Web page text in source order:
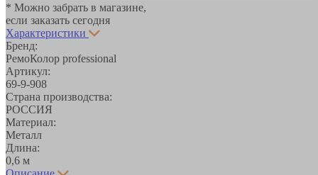
* Можно забрать в магазине,
если заказать сегодня
Характеристики
Бренд:
РемоКолор professional
Артикул:
69-9-908
Страна производства:
РОССИЯ
Материал:
Металл
Длина:
0,6 м